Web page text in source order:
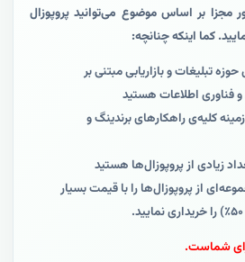
مجزا بر اساس موضوع می‌توانید پروپوزال
کما اینکه چنانچه:
تبلیغات و بازاریابی مبتنی بر
فناوری اطلاعات هستید
کلیه‌ی راهکارهای برندینگ و
زیادی از پروپوزال‌ها هستید
از پروپوزال‌ها را با قیمت بسیار
شماست.